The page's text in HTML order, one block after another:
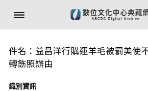
件名：益昌洋行購運羊毛被罰美使
轉飭照辦由
識別資訊